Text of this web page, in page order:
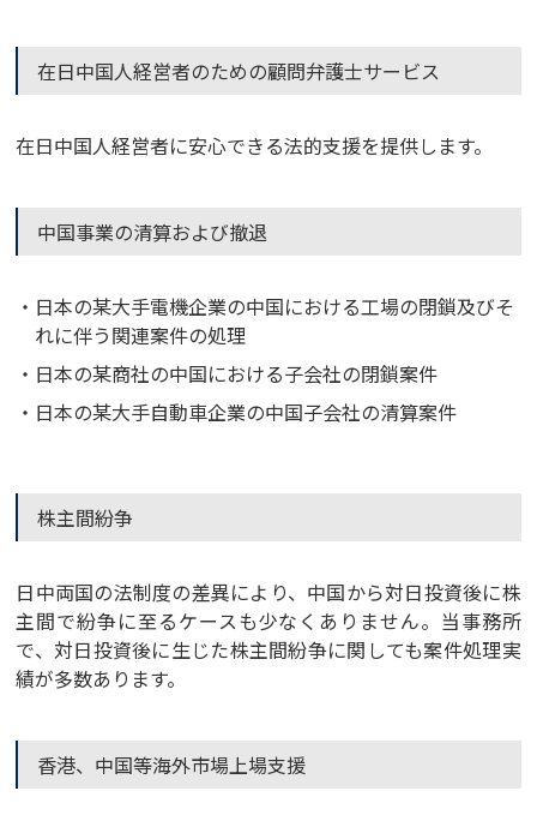
在日中国人経営者のための顧問弁護士サービス
在日中国人経営者に安心できる法的支援を提供します。
中国事業の清算および撤退
日本の某大手電機企業の中国における工場の閉鎖及びそ
れに伴う関連案件の処理
日本の某商社の中国における子会社の閉鎖案件
日本の某大手自動車企業の中国子会社の清算案件
株主間紛争
日中両国の法制度の差異により、中国から対日投資後に株
主間で紛争に至るケースも少なくありません。当事務所
で、対日投資後に生じた株主間紛争に関しても案件処理実
績が多数あります。
香港、中国等海外市場上場支援